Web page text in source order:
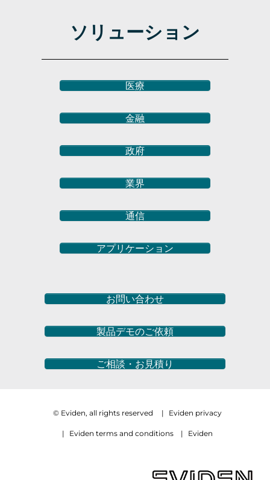
ソリューション
医療
金融
政府
業界
通信
アプリケーション
お問い合わせ
製品デモのご依頼
ご相談・お見積り
© Eviden, all rights reserved | Eviden privacy
| Eviden terms and conditions | Eviden